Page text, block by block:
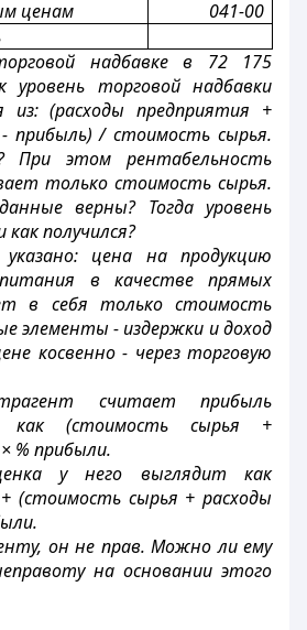
ценам
041-00
надбавке в 72 175
уровень торговой надбавки
из: (расходы предприятия +
прибыль) / стоимость сырья.
этом рентабельность
только стоимость сырья.
верны? Тогда уровень
получился?
цена на продукцию
в качестве прямых
в себя только стоимость
элементы - издержки и доход
косвенно - через торговую
считает прибыль
как (стоимость сырья +
% прибыли.
у него выглядит как
(стоимость сырья + расходы
он не прав. Можно ли ему
на основании этого